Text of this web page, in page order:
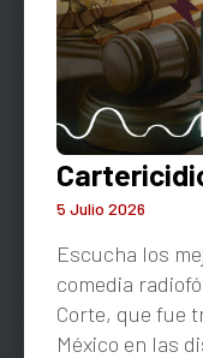
5 Julio 2026
Escucha los
comedia
Corte, que fue
México en las